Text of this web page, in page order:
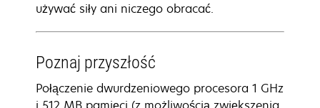
używać siły ani niczego obracać.
Poznaj przyszłość
Połączenie dwurdzeniowego procesora 1 GHz